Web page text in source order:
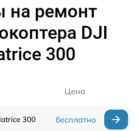
на ремонт
DJI
300
Цена
300 бесплатно